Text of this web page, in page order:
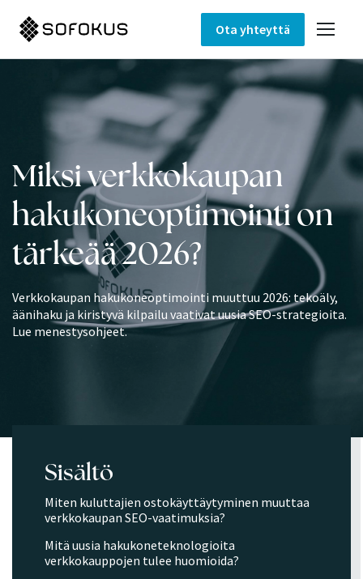
Ota yhteyttä
Miksi verkkokaupan
hakukoneoptimointi on
tärkeää 2026?
Verkkokaupan hakukoneoptimointi muuttuu 2026: tekoäly,
äänihaku ja kiristyvä kilpailu vaativat uusia SEO-strategioita.
Lue menestysohjeet.
Sisältö
Miten kuluttajien ostokäyttäytyminen muuttaa
verkkokaupan SEO-vaatimuksia?
Mitä uusia hakukoneteknologioita
verkkokauppojen tulee huomioida?